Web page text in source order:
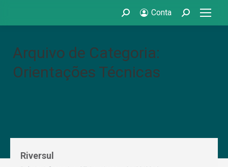
Search: Conta Search:
Arquivo de Categoria:
Orientações Técnicas
Riversul